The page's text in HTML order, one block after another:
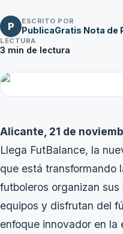
P ESCRITO POR
PublicaGratis Nota de
LECTURA
3 min de lectura
Alicante, 21 de
Llega FutBalance, la
que está transformando
futboleros organizan
equipos y disfrutan del
enfoque innovador en